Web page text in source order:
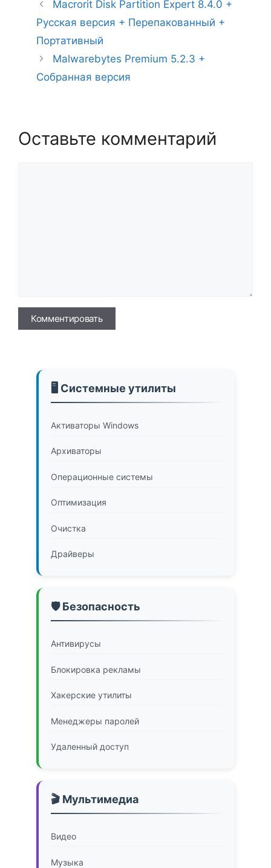
Macrorit Disk Partition Expert 8.4.0 +
Русская версия + Перепакованный +
Портативный
Malwarebytes Premium 5.2.3 +
Собранная версия
Оставьте комментарий
Имя
🖥️ Системные утилиты
Активаторы Windows
Архиваторы
Операционные системы
Оптимизация
Очистка
Драйверы
🛡️ Безопасность
Антивирусы
Блокировка рекламы
Хакерские утилиты
Менеджеры паролей
Удаленный доступ
🎬 Мультимедиа
Видео
Музыка